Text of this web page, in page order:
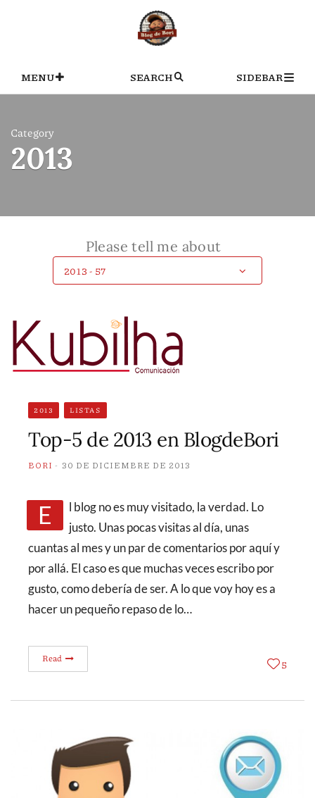
MENU SEARCH SIDEBAR
Category
2013
Please tell me about
2013 LISTAS
Top-5 de 2013 en BlogdeBori
BORI 30 DE DICIEMBRE DE 2013
El blog no es muy visitado, la verdad. Lo
justo. Unas pocas visitas al día, unas
cuantas al mes y un par de comentarios por aquí y
por allá. El caso es que muchas veces escribo por
gusto, como debería de ser. A lo que voy hoy es a
hacer un pequeño repaso de lo…
Read 5